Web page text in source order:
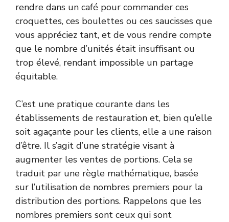
rendre dans un café pour commander ces
croquettes, ces boulettes ou ces saucisses que
vous appréciez tant, et de vous rendre compte
que le nombre d’unités était insuffisant ou
trop élevé, rendant impossible un partage
équitable.
C’est une pratique courante dans les
établissements de restauration et, bien qu’elle
soit agaçante pour les clients, elle a une raison
d’être. Il s’agit d’une stratégie visant à
augmenter les ventes de portions. Cela se
traduit par une règle mathématique, basée
sur l’utilisation de nombres premiers pour la
distribution des portions. Rappelons que les
nombres premiers sont ceux qui sont